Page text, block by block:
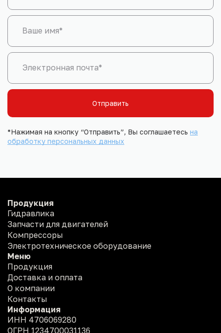
Ваше имя*
Электронная почта*
Отправить
*Нажимая на кнопку “Отправить”, Вы соглашаетесь на
обработку персональных данных
Продукция
Гидравлика
Запчасти для двигателей
Компрессоры
Электротехническое оборудование
Меню
Продукция
Доставка и оплата
О компании
Контакты
Информация
ИНН 4706069280
ОГРН 1234700031136